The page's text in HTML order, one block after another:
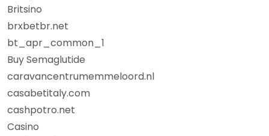
Britsino
brxbetbr.net
bt_apr_common_1
Buy Semaglutide
caravancentrumemmeloord.nl
casabetitaly.com
cashpotro.net
Casino